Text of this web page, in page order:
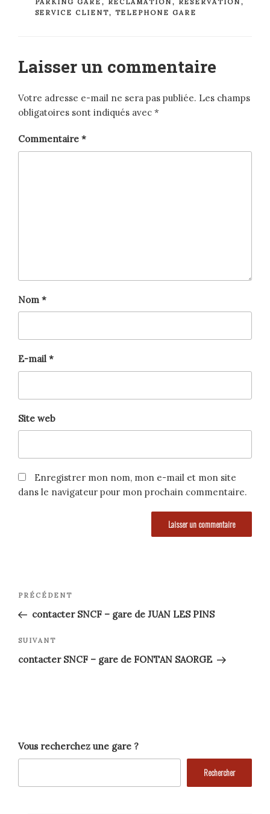
PARKING GARE , RÉCLAMATION , RÉSERVATION ,
SERVICE CLIENT, TELEPHONE GARE
Laisser un commentaire
Votre adresse e-mail ne sera pas publiée. Les champs
obligatoires sont indiqués avec *
Commentaire *
Nom *
E-mail *
Site web
Enregistrer mon nom, mon e-mail et mon site
dans le navigateur pour mon prochain commentaire.
Navigation
de
l’article
Article
précédent
PRÉCÉDENT
contacter SNCF – gare de JUAN LES PINS
Article
suivant
SUIVANT
contacter SNCF – gare de FONTAN SAORGE
Vous recherchez une gare ?
Rechercher